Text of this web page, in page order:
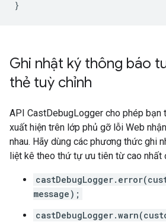
Ghi nhật ký thông báo
thẻ tuỳ chỉnh
API CastDebugLogger cho phép bạn
xuất hiện trên lớp phủ gỡ lỗi Web
nhau. Hãy dùng các phương thức ghi
liệt kê theo thứ tự ưu tiên từ cao nhất
message);